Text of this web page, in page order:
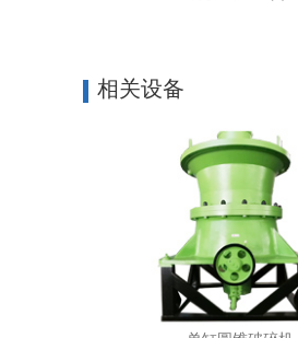
相关设备